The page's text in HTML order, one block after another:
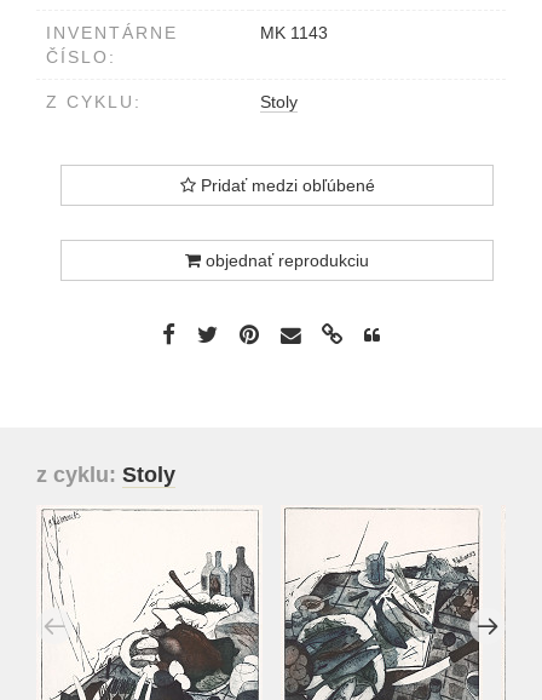
INVENTÁRNE
ČÍSLO:
MK 1143
Z CYKLU: Stoly
Pridať medzi obľúbené
objednať reprodukciu
z cyklu: Stoly